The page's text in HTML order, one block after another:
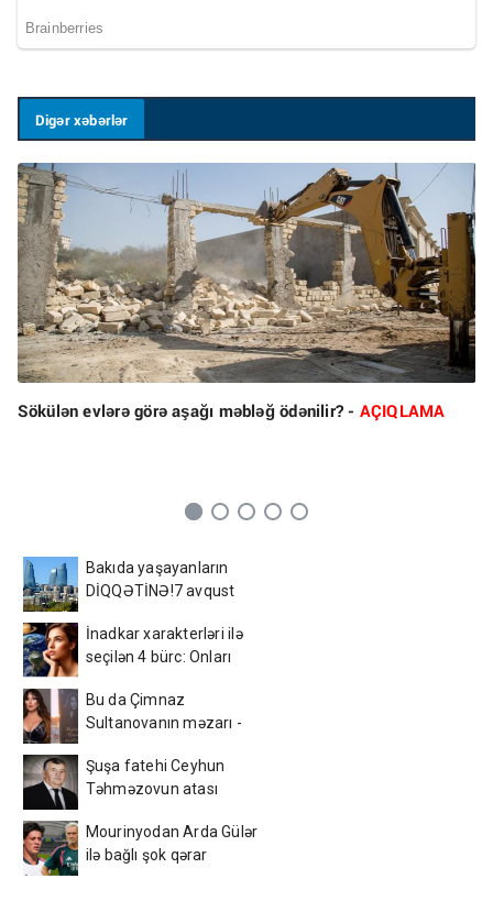
Digər xəbərlər
Sökülən evlərə görə aşağı məbləğ ödənilir? - AÇIQLAMA
Bakıda yaşayanların
DİQQƏTİNƏ!7 avqust
etibarən...
İnadkar xarakterləri ilə
seçilən 4 bürc: Onları
çətindir
Bu da Çimnaz
Sultanovanın məzarı -
Şuşa fatehi Ceyhun
Təhməzovun atası
Mourinyodan Arda Gülər
ilə bağlı şok qərar